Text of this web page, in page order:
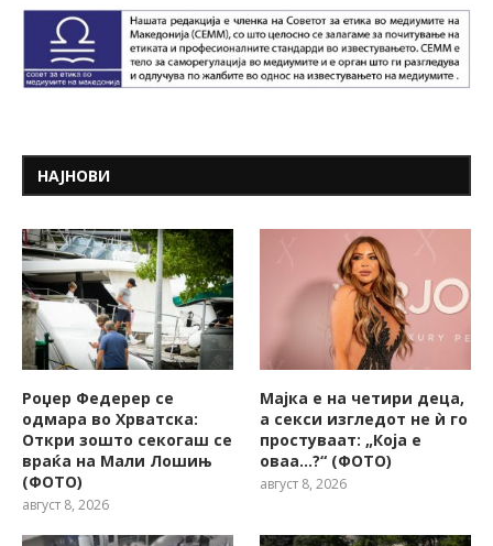
НАЈНОВИ
Роџер Федерер се
одмара во Хрватска:
Откри зошто секогаш се
враќа на Мали Лошињ
(ФОТО)
август 8, 2026
Мајка е на четири деца,
а секси изгледот не ѝ го
простуваат: „Која е
оваа…?“ (ФОТО)
август 8, 2026